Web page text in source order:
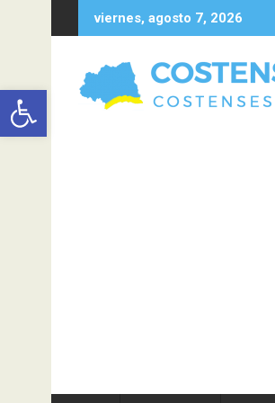
Abrir barra de herramientas
al
viernes, agosto 7, 2026